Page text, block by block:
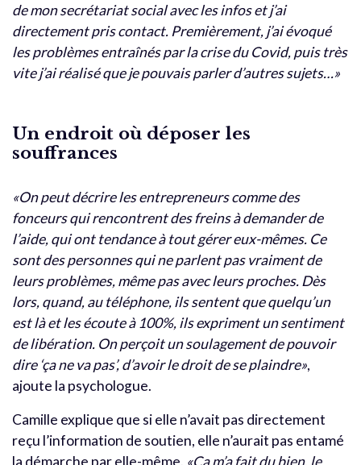
de mon secrétariat social avec les infos et j’ai
directement pris contact. Premièrement, j’ai évoqué
les problèmes entraînés par la crise du Covid, puis très
vite j’ai réalisé que je pouvais parler d’autres sujets…»
Un endroit où déposer les
souffrances
«On peut décrire les entrepreneurs comme des
fonceurs qui rencontrent des freins à demander de
l’aide, qui ont tendance à tout gérer eux-mêmes. Ce
sont des personnes qui ne parlent pas vraiment de
leurs problèmes, même pas avec leurs proches. Dès
lors, quand, au téléphone, ils sentent que quelqu’un
est là et les écoute à 100%, ils expriment un sentiment
de libération. On perçoit un soulagement de pouvoir
dire ‘ça ne va pas’, d’avoir le droit de se plaindre»,
ajoute la psychologue.
Camille explique que si elle n’avait pas directement
reçu l’information de soutien, elle n’aurait pas entamé
la démarche par elle-même. «Ça m’a fait du bien, le